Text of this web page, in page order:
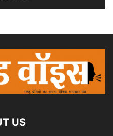
US